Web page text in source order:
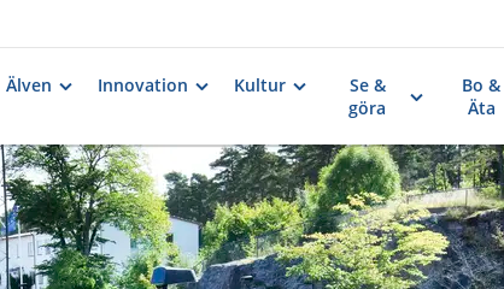
Älven Innovation Kultur
Se &
göra
Bo &
Äta